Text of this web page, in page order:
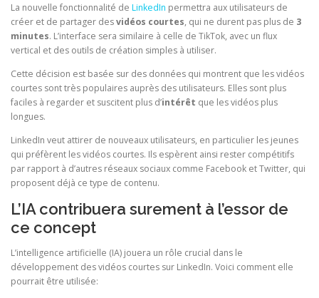
La nouvelle fonctionnalité de LinkedIn permettra aux utilisateurs de
créer et de partager desvidéos courtes, qui ne durent pas plus de 3
minutes. L’interface sera similaire à celle de TikTok, avec un flux
vertical et des outils de création simples à utiliser.
Cette décision est basée sur des données qui montrent que les vidéos
courtes sont très populaires auprès des utilisateurs. Elles sont plus
faciles à regarder et suscitent plus d’intérêt que les vidéos plus
longues.
LinkedIn veut attirer de nouveaux utilisateurs, en particulier les jeunes
qui préfèrent les vidéos courtes. Ils espèrent ainsi rester compétitifs
par rapport à d’autres réseaux sociaux comme Facebook et Twitter, qui
proposent déjà ce type de contenu.
L’IA contribuera surement à l’essor de
ce concept
L’intelligence artificielle (IA) jouera un rôle crucial dans le
développement des vidéos courtes sur LinkedIn. Voici comment elle
pourrait être utilisée: